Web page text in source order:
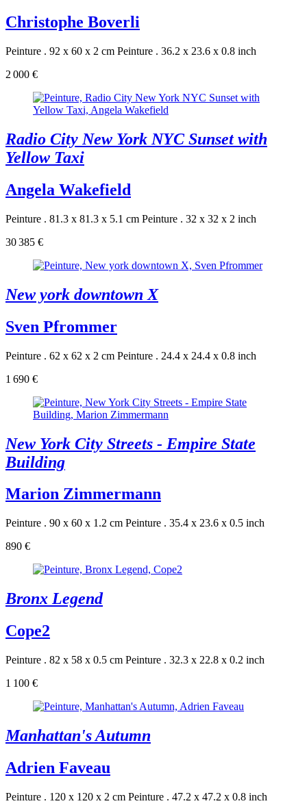
Christophe Boverli
Peinture . 92 x 60 x 2 cm Peinture . 36.2 x 23.6 x 0.8 inch
2 000 €
Radio City New York NYC Sunset with
Yellow Taxi
Angela Wakefield
Peinture . 81.3 x 81.3 x 5.1 cm Peinture . 32 x 32 x 2 inch
30 385 €
New york downtown X
Sven Pfrommer
Peinture . 62 x 62 x 2 cm Peinture . 24.4 x 24.4 x 0.8 inch
1 690 €
New York City Streets - Empire State
Building
Marion Zimmermann
Peinture . 90 x 60 x 1.2 cm Peinture . 35.4 x 23.6 x 0.5 inch
890 €
Bronx Legend
Cope2
Peinture . 82 x 58 x 0.5 cm Peinture . 32.3 x 22.8 x 0.2 inch
1 100 €
Manhattan's Autumn
Adrien Faveau
Peinture . 120 x 120 x 2 cm Peinture . 47.2 x 47.2 x 0.8 inch